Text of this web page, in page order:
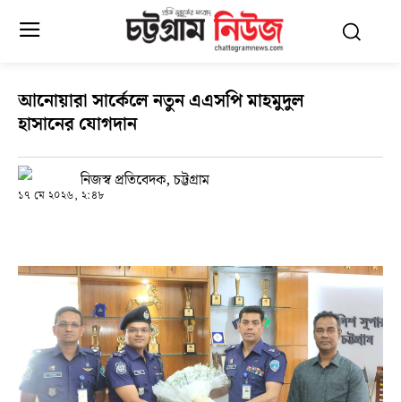
আনোয়ারা সার্কেলে নতুন এএসপি মাহমুদুল
হাসানের যোগদান
নিজস্ব প্রতিবেদক, চট্টগ্রাম
১৭ মে ২০২৬, ২:৪৮